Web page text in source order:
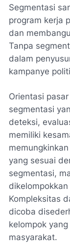
Segmentasi
program kerja
dan
Tanpa
dalam
kampanye
Orientasi
segmentasi
deteksi,
memiliki
yang sesuai
segmentasi,
Kompleksitas
dicoba
kelompok
masyarakat.